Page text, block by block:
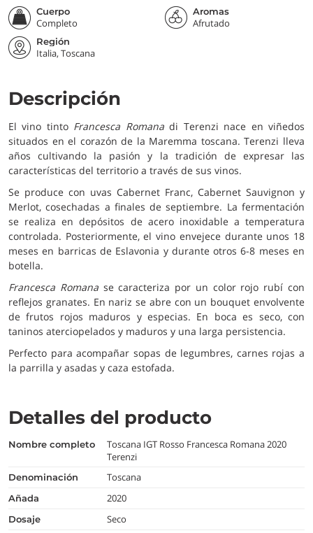
Cuerpo
Completo
Aromas
Afrutado
Región
Italia, Toscana
Descripción
El vino tinto Francesca Romanadi Terenzi nace en viñedos
situados en el corazón de la Maremma toscana. Terenzi lleva
años cultivando la pasión y la tradición de expresar las
características del territorio a través de sus vinos.
Se produce con uvas Cabernet Franc, Cabernet Sauvignon y
Merlot, cosechadas a finales de septiembre. La fermentación
se realiza en depósitos de acero inoxidable a temperatura
controlada. Posteriormente, el vino envejece durante unos 18
meses en barricas de Eslavonia y durante otros 6-8 meses en
botella.
Francesca Romanase caracteriza por un color rojo rubí con
reflejos granates. En nariz se abre con un bouquet envolvente
de frutos rojos maduros y especias. En boca es seco, con
taninos aterciopelados y maduros y una larga persistencia.
Perfecto para acompañar sopas de legumbres, carnes rojas a
la parrilla y asadas y caza estofada.
Detalles del producto
nombre completo
Toscana IGT Rosso Francesca Romana 2020
Terenzi
denominación Toscana
añada 2020
dosaje Seco